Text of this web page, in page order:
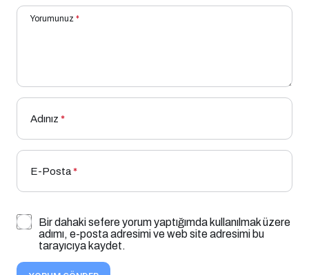
Yorumunuz *
Adınız *
E-Posta*
Bir dahaki sefere yorum yaptığımda kullanılmak üzere
adımı, e-posta adresimi ve web site adresimi bu
tarayıcıya kaydet.